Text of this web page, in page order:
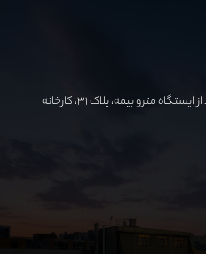
تهران، میدان آزادی، اتوبان لشگری، بعد از ایستگاه مترو بیمه، پلاک ۳۱، کارخانه